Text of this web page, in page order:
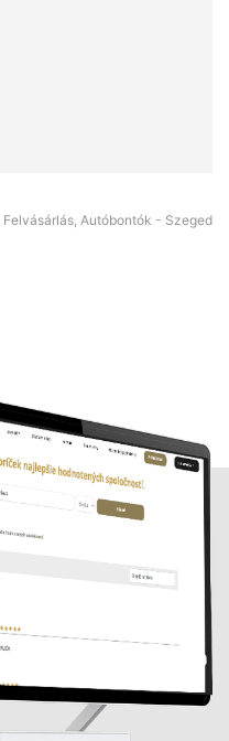
Autóbontók - Szeged